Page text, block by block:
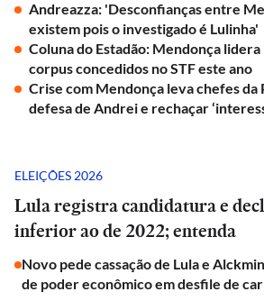
Andreazza: 'Desconfianças entre
existem pois o investigado é Lulinha'
Coluna do Estadão: Mendonça
corpus concedidos no STF este ano
Crise com Mendonça leva chefes da
defesa de Andrei e rechaçar
ELEIÇÕES 2026
Lula registra candidatura e
inferior ao de 2022; entenda
Novo pede cassação de Lula e
de poder econômico em desfile de